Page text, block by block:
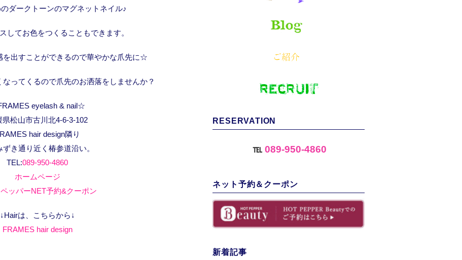
ダークトーンのマグネットネイル♪
してお色をつくることもできます。
を出すことができるので華やかな爪先に☆
ってくるので爪先のお洒落をしませんか？
eyelash & nail☆
県松山市古川北4-6-3-102
hair design隣り
ずき通り近く椿参道沿い。
TEL:089-950-4860
ホームページ
ッパーNET予約&クーポン
↓Hairは、こちらから↓
FRAMES hair design
RESERVATION
℡089-950-4860
ネット予約＆クーポン
新着記事